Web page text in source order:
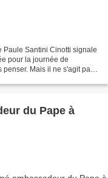
Paule Santini Cinotti signale
pour la journée de
Mais il ne s'agit pas
du Pape à